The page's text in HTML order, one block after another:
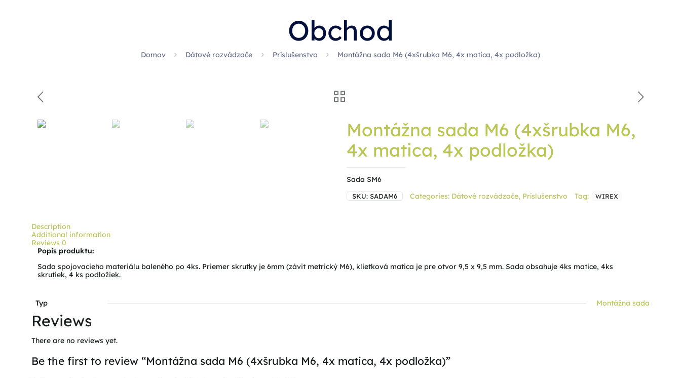
Obchod
Domov Dátové rozvádzače Príslušenstvo Montážna sada M6 (4xšrubka M6, 4x matica, 4x podložka)
Montážna sada M6 (4xšrubka M6,
4x matica, 4x podložka)
Sada SM6
SKU: SADAM6 Categories: Dátové rozvádzače, Príslušenstvo Tag: WIREX
Description
Additional information
Reviews 0
Popis produktu:
Sada spojovacieho materiálu baleného po 4ks. Priemer skrutky je 6mm (závit metrický M6), klietková matica je pre otvor 9,5 x 9,5 mm. Sada obsahuje 4ks matice, 4ks
skrutiek, 4 ks podložiek.
Typ Montážna sada
Reviews
There are no reviews yet.
Be the first to review “Montážna sada M6 (4xšrubka M6, 4x matica, 4x podložka)”